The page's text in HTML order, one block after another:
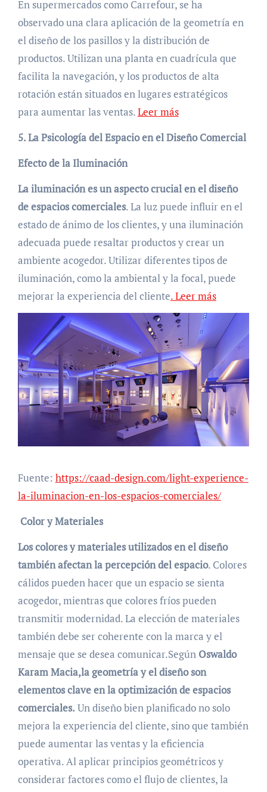
En supermercados como Carrefour, se ha
observado una clara aplicación de la geometría en
el diseño de los pasillos y la distribución de
productos. Utilizan una planta en cuadrícula que
facilita la navegación, y los productos de alta
rotación están situados en lugares estratégicos
para aumentar las ventas.Leer más
5. La Psicología del Espacio en el Diseño Comercial
Efecto de la Iluminación
La iluminación es un aspecto crucial en el diseño
de espacios comerciales. La luz puede influir en el
estado de ánimo de los clientes, y una iluminación
adecuada puede resaltar productos y crear un
ambiente acogedor. Utilizar diferentes tipos de
iluminación, como la ambiental y la focal, puede
mejorar la experiencia del cliente. Leer más
Fuente: https://caad-design.com/light-experience-
la-iluminacion-en-los-espacios-comerciales/
Color y Materiales
Los colores y materiales utilizados en el diseño
también afectan la percepción del espacio. Colores
cálidos pueden hacer que un espacio se sienta
acogedor, mientras que colores fríos pueden
transmitir modernidad. La elección de materiales
también debe ser coherente con la marca y el
mensaje que se desea comunicar.Según Oswaldo
Karam Macia,la geometría y el diseño son
elementos clave en la optimización de espacios
comerciales. Un diseño bien planificado no solo
mejora la experiencia del cliente, sino que también
puede aumentar las ventas y la eficiencia
operativa. Al aplicar principios geométricos y
considerar factores como el flujo de clientes, la